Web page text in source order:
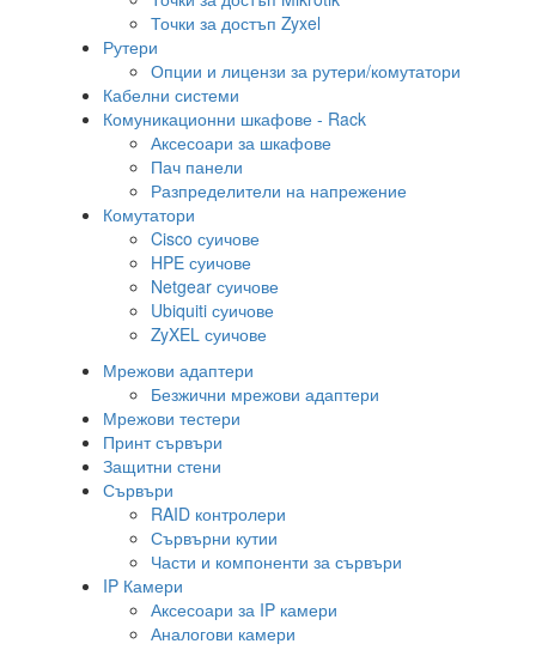
Точки за достъп Zyxel
Рутери
Опции и лицензи за рутери/комутатори
Кабелни системи
Комуникационни шкафове - Rack
Аксесоари за шкафове
Пач панели
Разпределители на напрежение
Комутатори
Cisco суичове
HPE суичове
Netgear суичове
Ubiquiti суичове
ZyXEL суичове
Мрежови адаптери
Безжични мрежови адаптери
Мрежови тестери
Принт сървъри
Защитни стени
Сървъри
RAID контролери
Сървърни кутии
Части и компоненти за сървъри
IP Камери
Аксесоари за IP камери
Аналогови камери